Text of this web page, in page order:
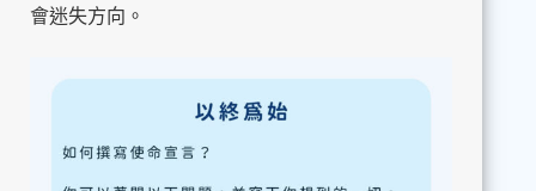
會迷失方向。